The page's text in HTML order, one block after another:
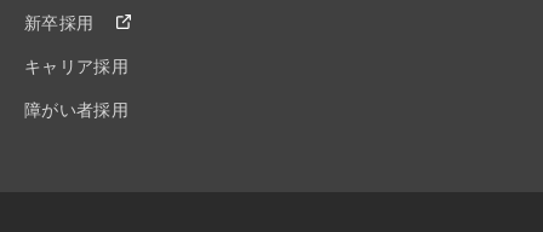
新卒採用
キャリア採用
障がい者採用